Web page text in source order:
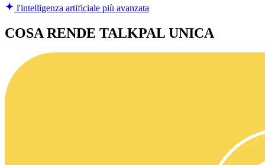
l'intelligenza artificiale più avanzata
COSA RENDE TALKPAL UNICA